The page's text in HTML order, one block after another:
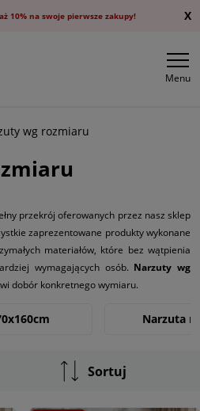
10% na swoje pierwsze zakupy! X
Menu
wg rozmiaru
przekrój oferowanych przez nasz sklep
zaprezentowane produkty wykonane
materiałów, które bez wątpienia
wymagających osób. Narzuty wg
dobór konkretnego wymiaru.
Narzuta
Sortuj